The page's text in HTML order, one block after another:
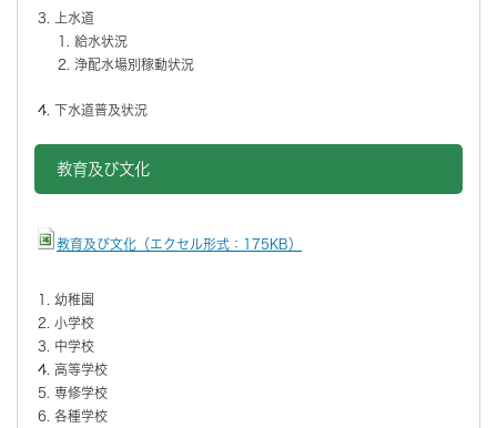
上水道
給水状況
浄配水場別稼動状況
下水道普及状況
教育及び文化
教育及び文化（エクセル形式：175KB）
幼稚園
小学校
中学校
高等学校
専修学校
各種学校